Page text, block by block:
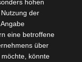
hohen
der
eine betroffene
über
könnte